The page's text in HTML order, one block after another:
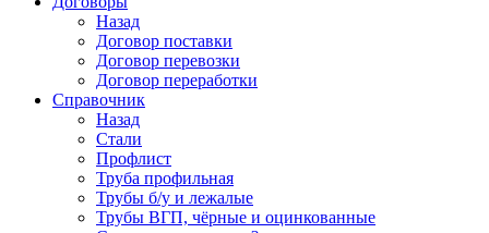
Назад
Договор поставки
Договор перевозки
Договор переработки
Справочник
Назад
Стали
Профлист
Труба профильная
Трубы б/у и лежалые
Трубы ВГП, чёрные и оцинкованные